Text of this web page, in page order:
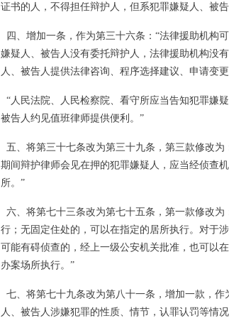
证书的人，不得担任辩护人，但系犯罪嫌疑人、被
四、增加一条，作为第三十六条： “法律援助机构
嫌疑人、被告人没有委托辩护人，法律援助机构没
人、被告人提供法律咨询、程序选择建议、申请变
“人民法院、人民检察院、看守所应当告知犯罪嫌
被告人约见值班律师提供便利。”
五、将第三十七条改为第三十九条，第三款修改为
期间辩护律师会见在押的犯罪嫌疑人，应当经侦查
所。”
六、将第七十三条改为第七十五条，第一款修改为
行；无固定住处的，可以在指定的居所执行。对于
可能有碍侦查的，经上一级公安机关批准，也可以
办案场所执行。”
七、将第七十九条改为第八十一条，增加一款，作
人、被告人涉嫌犯罪的性质、情节，认罪认罚等情